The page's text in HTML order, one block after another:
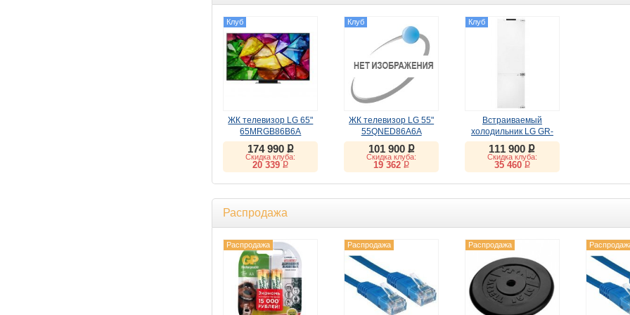
Клуб
ЖК телевизор LG 65"
65MRGB86B6A
174 990 ք
Скидка клуба:
20 339 ք
Клуб
ЖК телевизор LG 55"
55QNED86A6A
101 900 ք
Скидка клуба:
19 362 ք
Клуб
Встраиваемый
холодильник LG GR-
SN266LLP
111 900ք
Скидка клуба:
35 460 ք
Распродажа
Распродажа Распродажа Распродажа